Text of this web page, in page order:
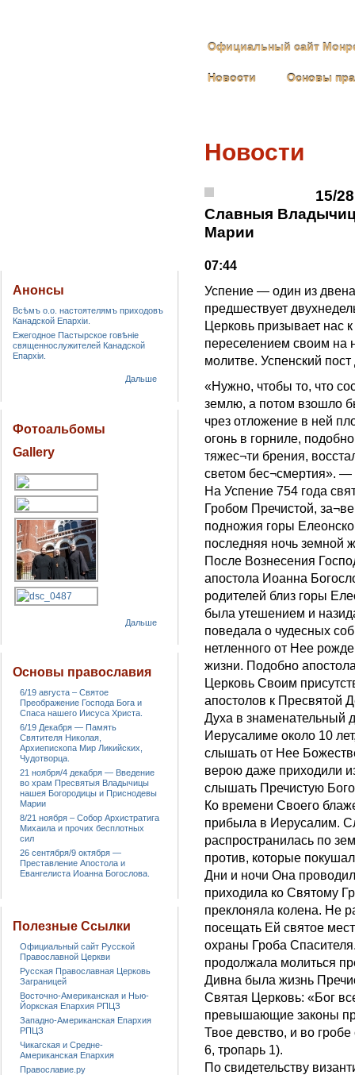
Официальный сайт
Новости Основы
Новости
15/
Славныя
Марии
07:44
Успение — один из
предшествует
Церковь призывает нас
переселением своим на
молитве. Успенский
«Нужно, чтобы то, что
землю, а потом взошло
чрез отложение в ней
огонь в горниле,
тяжес¬ти брения,
светом бес¬смертия».
На Успение 754 года
Гробом Пречистой,
подножия горы
последняя ночь земной
После Вознесения
апостола Иоанна
родителей близ горы
была утешением и
поведала о чудесных
нетленного от Нее
жизни. Подобно
Церковь Своим
апостолов к Пресвятой
Духа в знаменательный
Иерусалиме около 10
слышать от Нее
верою даже приходили
слышать Пречистую
Ко времени Своего
прибыла в Иерусалим.
распространилась по
против, которые
Дни и ночи Она
приходила ко Святому
преклоняла колена. Не
посещать Ей святое
охраны Гроба
продолжала молиться
Дивна была жизнь
Святая Церковь: «Бог
превышающие законы
Твое девство, и во
6, тропарь 1).
По свидетельству
Анонсы
Всѣмъ о.о. настоятелямъ приходовъ
Канадской Епархiи.
Ежегодное Пастырское говѣніе
священнослужителей Канадской
Епархіи.
Дальше
Фотоальбомы
Gallery
Дальше
Основы православия
6/19 августа – Святое
Преображение Господа Бога и
Спаса нашего Иисуса Христа.
6/19 Декабря — Память
Святителя Николая,
Архиепископа Мир Ликийских,
Чудотворца.
21 ноября/4 декабря — Введение
во храм Пресвятыя Владычицы
нашея Богородицы и Приснодевы
Марии
8/21 ноября – Собор Архистратига
Михаила и прочих бесплотных
сил
26 сентября/9 октября —
Преставление Апостола и
Евангелиста Иоанна Богослова.
Полезные Ссылки
Официальный сайт Русской
Православной Церкви
Русская Православная Церковь
Заграницей
Восточно-Американская и Нью-
Йоркская Епархия РПЦЗ
Западно-Американская Епархия
РПЦЗ
Чикагская и Средне-
Американская Епархия
Православие.ру